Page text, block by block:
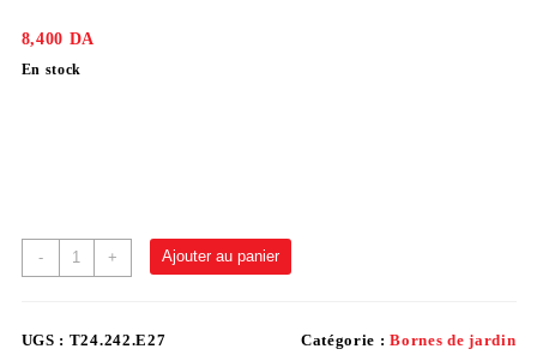
8,400 DA
En stock
- + Ajouter au panier
UGS : T24.242.E27 Catégorie :Bornes de jardin